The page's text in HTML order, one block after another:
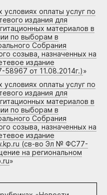
оплаты услуг по
издания для
материалов в
по выборам в
Собрания
созыва, назначенных на
издание
от 11.08.2014г.)»
оплаты услуг по
издания для
материалов в
по выборам в
Собрания
созыва, назначенных на
издание
(св-во Эл № ФС77-
на региональном
»